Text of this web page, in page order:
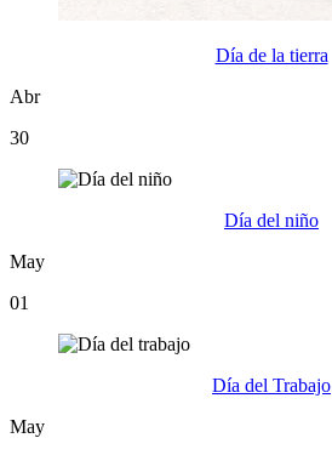
Día de la tierra
Abr
30
Día del niño
May
01
Día del Trabajo
May